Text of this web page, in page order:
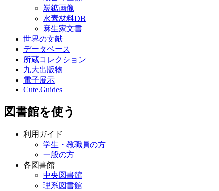
炭鉱画像
水素材料DB
麻生家文書
世界の文献
データベース
所蔵コレクション
九大出版物
電子展示
Cute.Guides
図書館を使う
利用ガイド
学生・教職員の方
一般の方
各図書館
中央図書館
理系図書館